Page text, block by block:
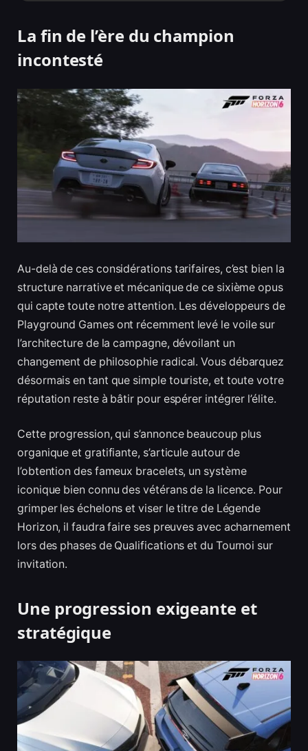
La fin de l’ère du champion
incontesté
Au-delà de ces considérations tarifaires, c’est bien la
structure narrative et mécanique de ce sixième opus
qui capte toute notre attention. Les développeurs de
Playground Games ont récemment levé le voile sur
l’architecture de la campagne, dévoilant un
changement de philosophie radical. Vous débarquez
désormais en tant que simple touriste, et toute votre
réputation reste à bâtir pour espérer intégrer l’élite.
Cette progression, qui s’annonce beaucoup plus
organique et gratifiante, s’articule autour de
l’obtention des fameux bracelets, un système
iconique bien connu des vétérans de la licence. Pour
grimper les échelons et viser le titre de Légende
Horizon, il faudra faire ses preuves avec acharnement
lors des phases de Qualifications et du Tournoi sur
invitation.
Une progression exigeante et
stratégique